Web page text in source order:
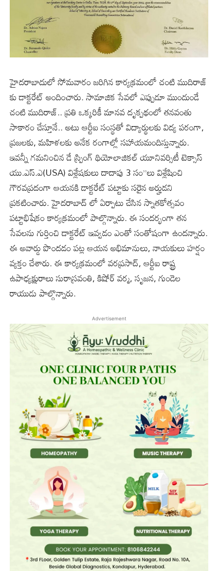
హైదరాబాదులో సోమవారం జరిగిన కార్యక్రమంలో చంటి ముదిరాజ్
కు డాక్టరేట్ అందించారు. సామాజిక సేవలో ఎప్పుడూ ముందుండే
చంటి ముదిరాజ్.. ప్రతి ఒక్కరికీ మానవ దృక్పథంలో తనవంతు
సాకారం చేస్తూనే.. అటు ఆర్టీఐ సంస్థతో విద్యార్థులకు విద్య పరంగా,
ప్రజలకు, మహిళలకు అనేక రంగాల్లో సహాయమందిస్తున్నారు.
ఇవన్నీ గమనించిన డే స్ప్రింగ్ థియోలాజికల్ యూనివర్సిటీ టెక్సాస్
యు.ఎస్.ఎ(USA) విశ్లేషకులు దాదాపు 3 సం”లు విశ్లేషించి
గౌరవప్రదంగా ఆయనకి డాక్టరేట్ పట్టాకు సరైన అర్హుడని
ప్రకటించారు. హైదరాబాద్ లో ఏర్పాటు చేసిన స్నాతకోత్సవం
పట్టాభిషేకం కార్యక్రమంలో పాల్గొన్నారు. ఈ సందర్భంగా తన
సేవలను గుర్తించి డాక్టరేట్ ఇవ్వ‌డం ఎంతో సంతోషంగా ఉందన్నారు.
ఈ అవార్డు పొందడం పట్ల ఆయన అభిమానులు, నాయకులు హర్షం
వ్యక్తం చేశారు. ఈ కార్యక్రమంలో వరప్రసాద్, ఆర్టీఐ రాష్ట్ర
ఉపాధ్యక్షురాలు సురాస్రవంతి, కిషోర్ వర్మ, సృజన, గుండెల
రాయుడు పాల్గొన్నారు.
Advertisement